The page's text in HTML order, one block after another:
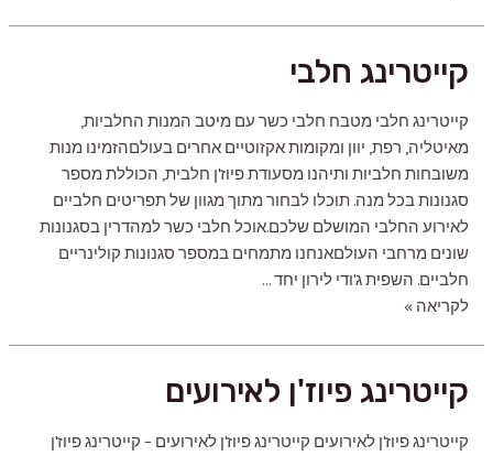
קייטרינג חלבי
קייטרינג חלבי מטבח חלבי כשר עם מיטב המנות החלביות,
מאיטליה, רפת, יוון ומקומות אקזוטיים אחרים בעולםהזמינו מנות
משובחות חלביות ותיהנו מסעודת פיוז'ן חלבית, הכוללת מספר
סגנונות בכל מנה. תוכלו לבחור מתוך מגוון של תפריטים חלביים
לאירוע החלבי המושלם שלכם.‍אוכל חלבי כשר למהדרין בסגנונות
שונים מרחבי העולםאנחנו מתמחים במספר סגנונות קולינריים
חלביים. השפית ג'ודי לירון יחד …
קייטרינג
לקריאה »
קייטרינג פיוז'ן לאירועים
קייטרינג פיוז'ן לאירועים קייטרינג פיוז'ן לאירועים – קייטרינג פיוז'ן